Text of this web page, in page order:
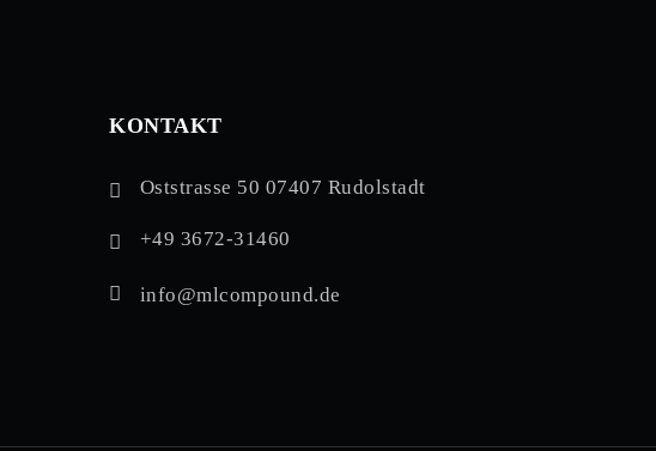
KONTAKT
Oststrasse 50 07407 Rudolstadt
+49 3672-31460
info@mlcompound.de